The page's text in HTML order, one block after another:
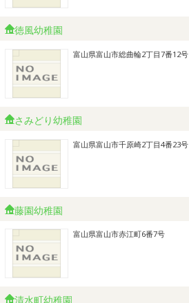
徳風幼稚園
富山県富山市総曲輪2丁目7番12号
さみどり幼稚園
富山県富山市千原崎2丁目4番23号
藤園幼稚園
富山県富山市赤江町6番7号
清水町幼稚園